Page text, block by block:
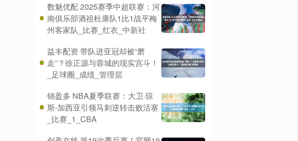
数魅优配 2025赛季中超联赛：河
南俱乐部酒祖杜康队1比1战平梅
州客家队_比赛_红衣_中新社
益丰配资 带队进亚冠却被“磨
走”？徐正源与蓉城的现实宫斗！
_足球圈_成绩_管理层
锦盈多 NBA夏季联赛：大卫·琼
斯-加西亚引领马刺逆转击败活塞
_比赛_1_CBA